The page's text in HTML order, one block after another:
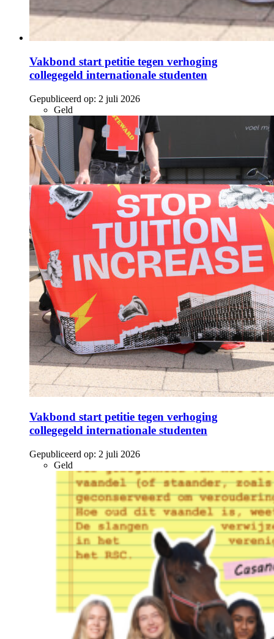
Vakbond start petitie tegen verhoging
collegegeld internationale studenten
Gepubliceerd op: 2 juli 2026
Geld
Vakbond start petitie tegen verhoging
collegegeld internationale studenten
Gepubliceerd op: 2 juli 2026
Geld